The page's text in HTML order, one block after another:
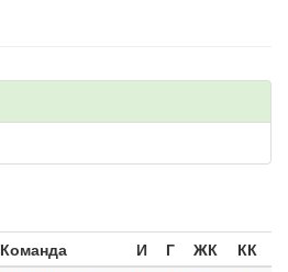
Команда И Г ЖК
КК